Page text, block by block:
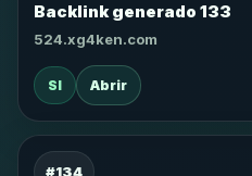
Backlink generado 133
524.xg4ken.com
SI Abrir
#134